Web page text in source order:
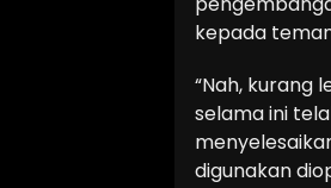
kepada
“Nah, kurang
selama ini
digunakan